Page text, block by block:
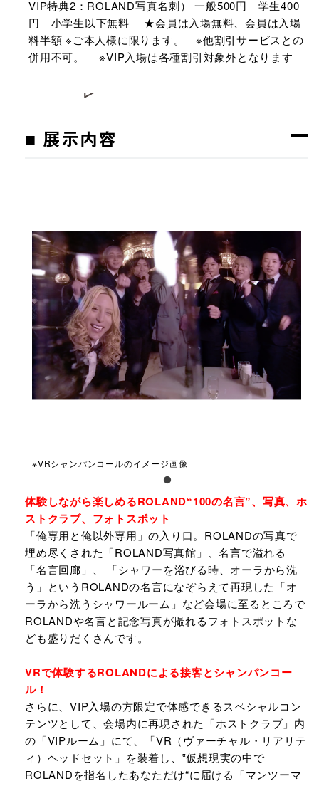
VIP特典2：ROLAND写真名刺） 一般500円 学生400
円 小学生以下無料 ★会員は入場無料、 会員は入場
料半額 ※ご本人様に限ります。 ※他割引サービスとの
併用不可。 ※VIP入場は各種割引対象外となります
■ 展示内容
※VRシャンパンコールのイメージ画像
体験しながら楽しめるROLAND“100の名言”、写真、ホ
ストクラブ、フォトスポット
「俺専用と俺以外専用」の入り口。ROLANDの写真で
埋め尽くされた「ROLAND写真館」、名言で溢れる
「名言回廊」、 「シャワーを浴びる時、オーラから洗
う」というROLANDの名言になぞらえて再現した「オ
ーラから洗うシャワールーム」など会場に至るところで
ROLANDや名言と記念写真が撮れるフォトスポットな
ども盛りだくさんです。
VRで体験するROLANDによる接客とシャンパンコー
ル！
さらに、VIP入場の方限定で体感できるスペシャルコン
テンツとして、会場内に再現された「ホストクラブ」内
の「VIPルーム」にて、「VR（ヴァーチャル・リアリテ
ィ）ヘッドセット」を装着し、‟仮想現実の中で
ROLANDを指名したあなただけ“に届ける「マンツーマ